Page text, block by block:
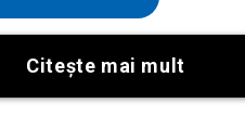
tratament în sanatorii.
care oferă tratamente
distribuirea tichetelor din
Citeşte mai mult